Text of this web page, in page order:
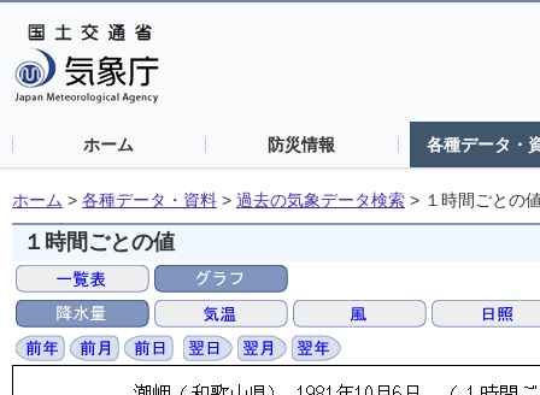
ホーム 防災情報 各種データ・
ホーム > 各種データ・資料 > 過去の気象データ検索 > １時間ごとの
１時間ごとの値